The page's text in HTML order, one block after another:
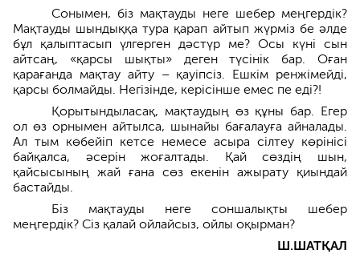
Сонымен, біз мақтауды неге шебер меңгердік?
Мақтауды шындыққа тура қарап айтып жүрміз бе әлде
бұл қалыптасып үлгерген дәстүр ме? Осы күні сын
айтсаң, «қарсы шықты» деген түсінік бар. Оған
қарағанда мақтау айту – қауіпсіз. Ешкім ренжімейді,
қарсы болмайды. Негізінде, керісінше емес пе еді?!
Қорытындыласақ, мақтаудың өз құны бар. Егер
ол өз орнымен айтылса, шынайы бағалауға айналады.
Ал тым көбейіп кетсе немесе асыра сілтеу көрінісі
байқалса, әсерін жоғалтады. Қай сөздің шын,
қайсысының жай ғана сөз екенін ажырату қиындай
бастайды.
Біз мақтауды неге соншалықты шебер
меңгердік? Сіз қалай ойлайсыз, ойлы оқырман?
Ш.ШАТҚАЛ